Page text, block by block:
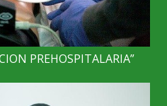
PREHOSPITALARIA”